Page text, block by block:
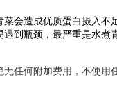
造成优质蛋白摄入不
到瓶颈，最严重是水煮
任何附加费用，不使用